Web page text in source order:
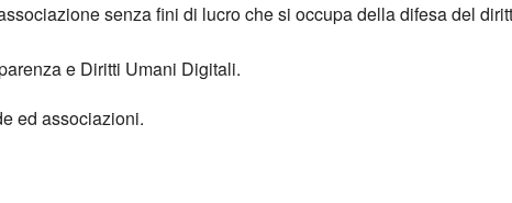
senza fini di lucro che si occupa della difesa del
e Diritti Umani Digitali.
ed associazioni.